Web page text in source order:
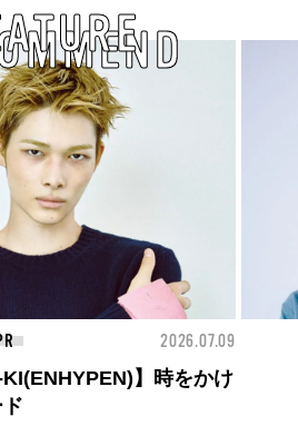
2026.07.09
らにあか抜け。N.（エヌ
リングアイテムで作る